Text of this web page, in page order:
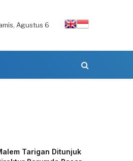
Agustus 6
Tarigan Ditunjuk